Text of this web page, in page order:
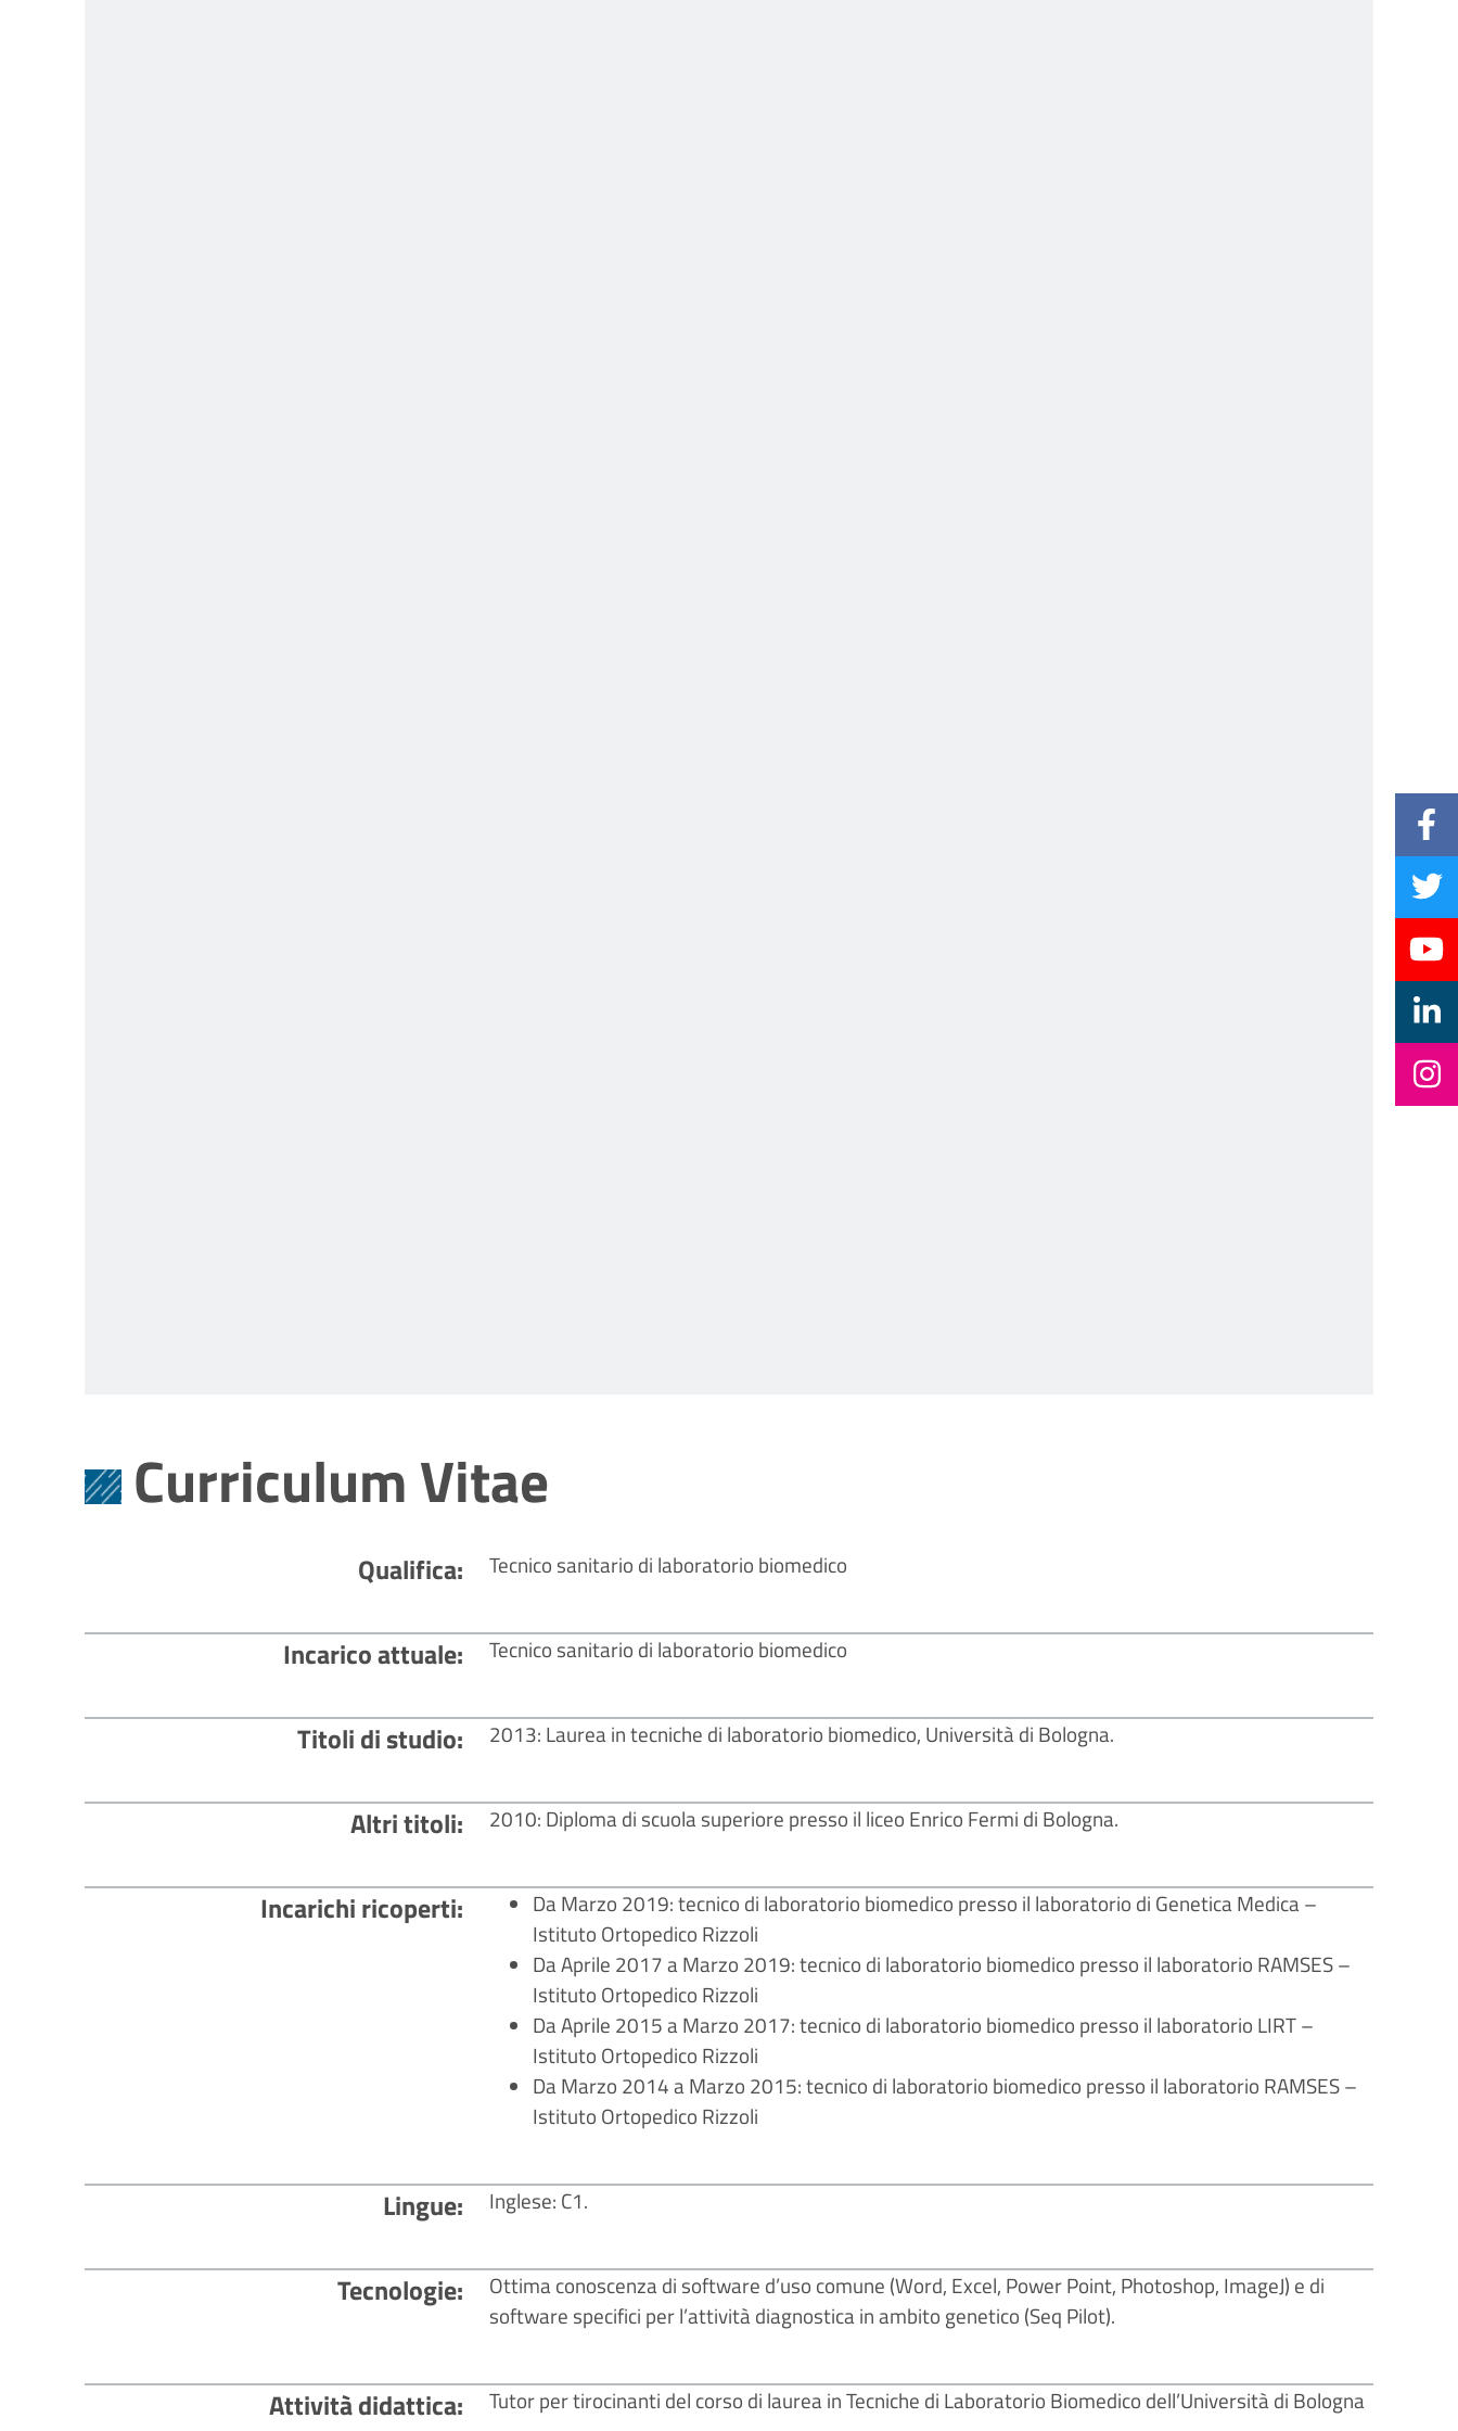
Curriculum Vitae
Qualifica Tecnico sanitario di laboratorio biomedico
Incarico attuale Tecnico sanitario di laboratorio biomedico
Titoli di studio 2013: Laurea in tecniche di laboratorio biomedico, Università di Bologna.
Altri titoli 2010: Diploma di scuola superiore presso il liceo Enrico Fermi di Bologna.
Incarichi ricoperti
Da Marzo 2019: tecnico di laboratorio biomedico presso il laboratorio di Genetica Medica –
Istituto Ortopedico Rizzoli
Da Aprile 2017 a Marzo 2019: tecnico di laboratorio biomedico presso il laboratorio RAMSES –
Istituto Ortopedico Rizzoli
Da Aprile 2015 a Marzo 2017: tecnico di laboratorio biomedico presso il laboratorio LIRT –
Istituto Ortopedico Rizzoli
Da Marzo 2014 a Marzo 2015: tecnico di laboratorio biomedico presso il laboratorio RAMSES –
Istituto Ortopedico Rizzoli
Lingue Inglese: C1.
Tecnologie
Ottima conoscenza di software d’uso comune (Word, Excel, Power Point, Photoshop, ImageJ) e di
software specifici per l’attività diagnostica in ambito genetico (Seq Pilot).
Attività didattica Tutor per tirocinanti del corso di laurea in Tecniche di Laboratorio Biomedico dell’Università di Bologna